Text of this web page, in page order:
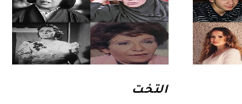
التخت